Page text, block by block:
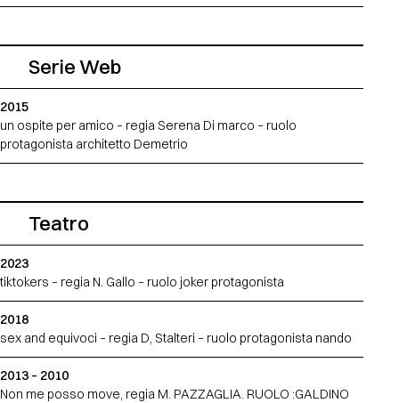
Serie Web
2015
un ospite per amico – regia Serena Di marco – ruolo
protagonista architetto Demetrio
Teatro
2023
tiktokers – regia N. Gallo – ruolo joker protagonista
2018
sex and equivoci – regia D, Stalteri – ruolo protagonista nando
2013 – 2010
Non me posso move, regia M. PAZZAGLIA. RUOLO :GALDINO